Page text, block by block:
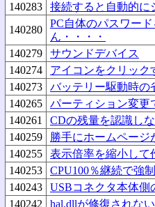
140283
接続すると自動的に
140280
PC自体のパスワー
ん・・・・
140279
サウンドデバイス
140274
アイコンをクリック
140273
バッテリー駆動時の
140265
パーティション変更
140261
CDの残量を認識し
140259
勝手にホームページ
140255
表示倍率を縮小して
140253
CPU100％継続で強
140243
USBコネクタ本体側
140242
hal.dllが修復されない